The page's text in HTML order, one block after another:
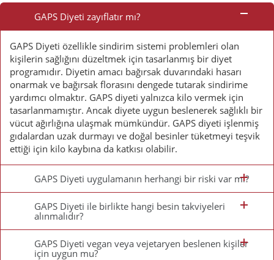
Sorulan
Sorular
GAPS Diyeti zayıflatır mı?
GAPS Diyeti özellikle sindirim sistemi problemleri olan
kişilerin sağlığını düzeltmek için tasarlanmış bir diyet
programıdır. Diyetin amacı bağırsak duvarındaki hasarı
onarmak ve bağırsak florasını dengede tutarak sindirime
yardımcı olmaktır. GAPS diyeti yalnızca kilo vermek için
tasarlanmamıştır. Ancak diyete uygun beslenerek sağlıklı bir
vücut ağırlığına ulaşmak mümkündür. GAPS diyeti işlenmiş
gıdalardan uzak durmayı ve doğal besinler tüketmeyi teşvik
ettiği için kilo kaybına da katkısı olabilir.
GAPS Diyeti uygulamanın herhangi bir riski var mı?
GAPS Diyeti ile birlikte hangi besin takviyeleri
alınmalıdır?
GAPS Diyeti vegan veya vejetaryen beslenen kişiler
için uygun mu?